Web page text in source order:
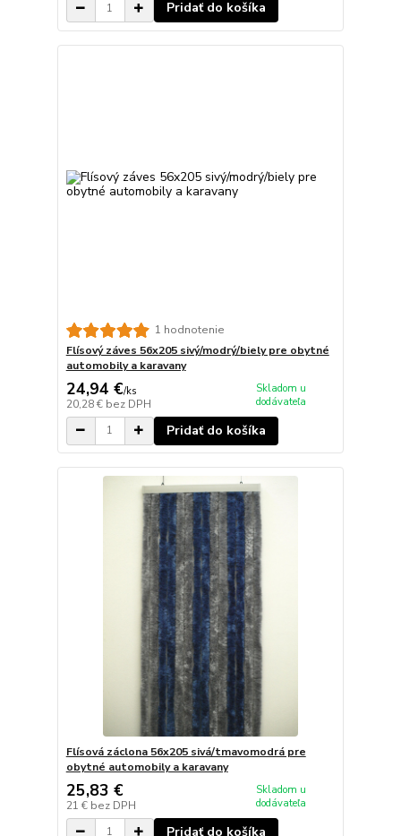
Pridať do košíka
1 hodnotenie
Flísový záves 56x205 sivý/modrý/biely pre obytné
automobily a karavany
24,94 €/ks
20,28 € bez DPH
Skladom u
dodávateľa
Pridať do košíka
Flísová záclona 56x205 sivá/tmavomodrá pre
obytné automobily a karavany
25,83 €
21 € bez DPH
Skladom u
dodávateľa
Pridať do košíka